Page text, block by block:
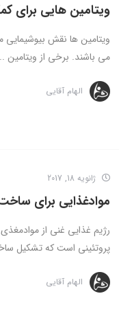
ویتامین هایی برای
ویتامین ها نقش بیوشیمایی
می باشند. برخی از ویتامین
الهام آقایی
ژانویه 18, 2017
موادغذایی برای
رژیم غذایی غنی از
پروتئینی است که تشکیل
الهام آقایی